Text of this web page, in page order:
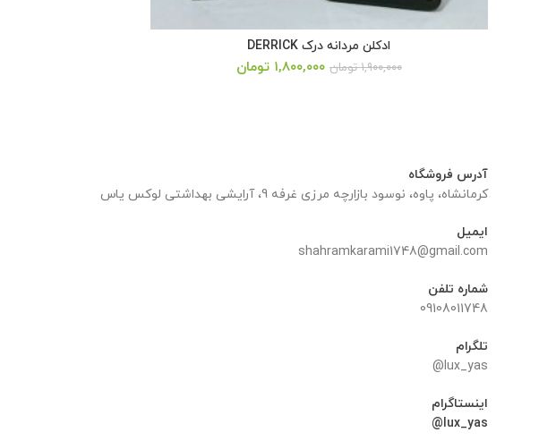
ادکلن مردانه درک DERRICK
۱,۹۰۰,۰۰۰ تومان قیمت
۱,۸۰۰,۰۰۰ تومان
آدرس فروشگاه
کرمانشاه، پاوه، نوسود بازارچه مرزی غرفه 9، آرایشی بهداشتی لوکس یاس
ایمیل
shahramkarami1748@gmail.com
شماره تلفن
09108011748
تلگرام
lux_yas@
اینستاگرام
lux_yas@